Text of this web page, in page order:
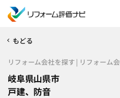
もどる
リフォーム会社を探す | リフォーム
岐阜県山県市
戸建、防音